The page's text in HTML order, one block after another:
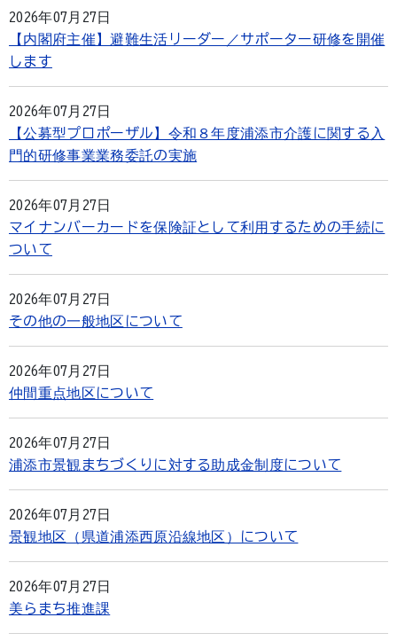
2026年07月27日
【内閣府主催】避難生活リーダー／サポーター研修を開催
します
2026年07月27日
【公募型プロポーザル】令和８年度浦添市介護に関する入
門的研修事業業務委託の実施
2026年07月27日
マイナンバーカードを保険証として利用するための手続に
ついて
2026年07月27日
その他の一般地区について
2026年07月27日
仲間重点地区について
2026年07月27日
浦添市景観まちづくりに対する助成金制度について
2026年07月27日
景観地区（県道浦添西原沿線地区）について
2026年07月27日
美らまち推進課